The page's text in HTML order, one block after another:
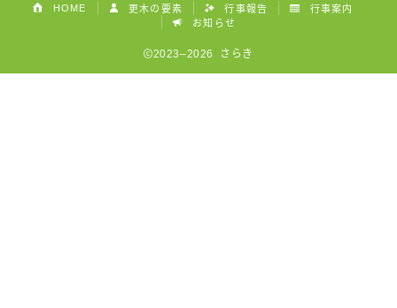
HOME 更木の要素 行事報告
行事案内
お知らせ
2023–2026 さらき